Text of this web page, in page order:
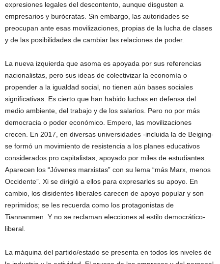
expresiones legales del descontento, aunque disgusten a
empresarios y burócratas. Sin embargo, las autoridades se
preocupan ante esas movilizaciones, propias de la lucha de clases
y de las posibilidades de cambiar las relaciones de poder.
La nueva izquierda que asoma es apoyada por sus referencias
nacionalistas, pero sus ideas de colectivizar la economía o
propender a la igualdad social, no tienen aún bases sociales
significativas. Es cierto que han habido luchas en defensa del
medio ambiente, del trabajo y de los salarios. Pero no por más
democracia o poder económico. Empero, las movilizaciones
crecen. En 2017, en diversas universidades -incluida la de Beiging-
se formó un movimiento de resistencia a los planes educativos
considerados pro capitalistas, apoyado por miles de estudiantes.
Aparecen los “Jóvenes marxistas” con su lema “más Marx, menos
Occidente”. Xi se dirigió a ellos para expresarles su apoyo. En
cambio, los disidentes liberales carecen de apoyo popular y son
reprimidos; se les recuerda como los protagonistas de
Tiannanmen. Y no se reclaman elecciones al estilo democrático-
liberal.
La máquina del partido/estado se presenta en todos los niveles de